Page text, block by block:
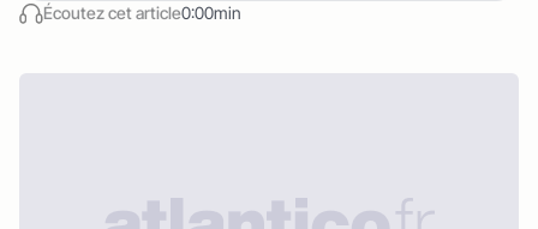
Écoutez cet article0:00min